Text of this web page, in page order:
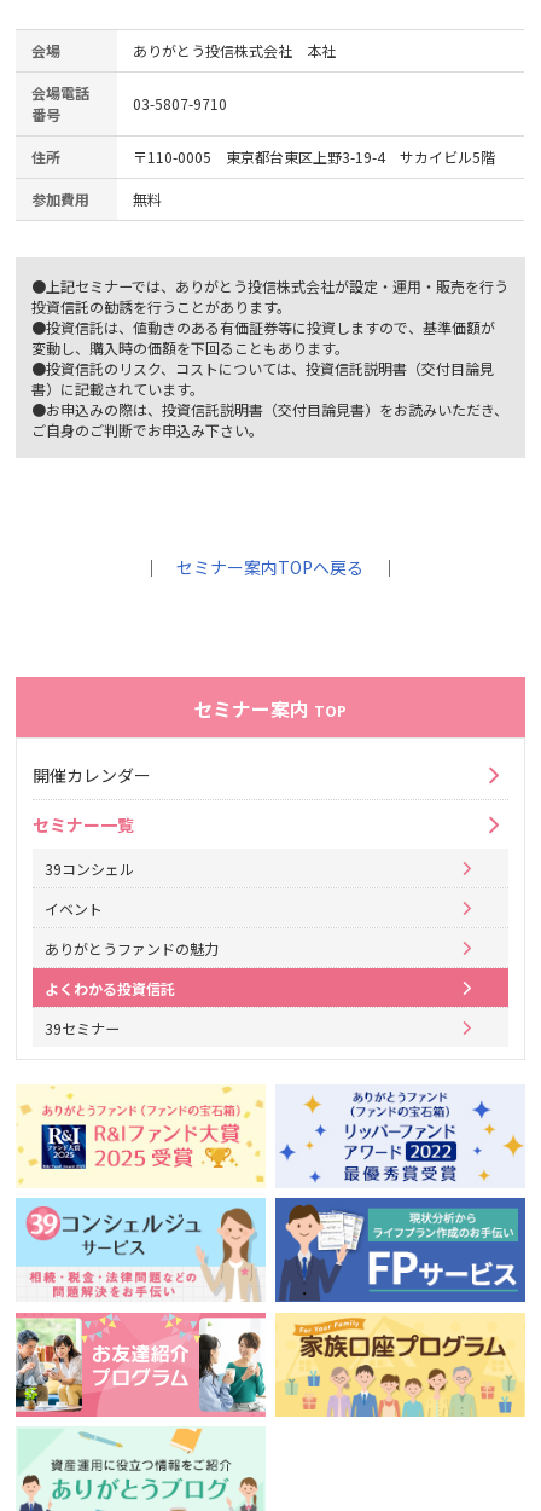
会場 ありがとう投信株式会社 本社
会場電話
番号
03-5807-9710
住所 〒110-0005 東京都台東区上野3-19-4 サカイビル5階
参加費用 無料
●上記セミナーでは、ありがとう投信株式会社が設定・運用・販売を行う
投資信託の勧誘を行うことがあります。
●投資信託は、値動きのある有価証券等に投資しますので、基準価額が
変動し、購入時の価額を下回ることもあります。
●投資信託のリスク、コストについては、投資信託説明書（交付目論見
書）に記載されています。
●お申込みの際は、投資信託説明書（交付目論見書）をお読みいただき、
ご自身のご判断でお申込み下さい。
｜セミナー案内TOPへ戻る ｜
セミナー案内 TOP
開催カレンダー
セミナー一覧
39コンシェル
イベント
ありがとうファンドの魅力
よくわかる投資信託
39セミナー